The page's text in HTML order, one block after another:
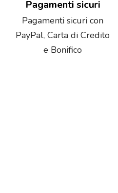
Pagamenti sicuri
Pagamenti sicuri con
PayPal, Carta di Credito
e Bonifico